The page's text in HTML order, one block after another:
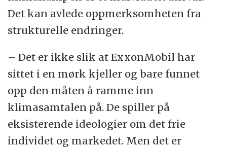
Det kan avlede oppmerksomheten fra
strukturelle endringer.
– Det er ikke slik at ExxonMobil har
sittet i en mørk kjeller og bare funnet
opp den måten å ramme inn
klimasamtalen på. De spiller på
eksisterende ideologier om det frie
individet og markedet. Men det er